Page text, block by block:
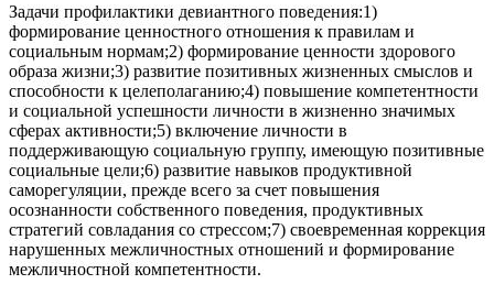
Задачи профилактики девиантного поведения:1)
формирование ценностного отношения к правилам и
социальным нормам;2) формирование ценности здорового
образа жизни;3) развитие позитивных жизненных смыслов и
способности к целеполаганию;4) повышение компетентности
и социальной успешности личности в жизненно значимых
сферах активности;5) включение личности в
поддерживающую социальную группу, имеющую позитивные
социальные цели;6) развитие навыков продуктивной
саморегуляции, прежде всего за счет повышения
осознанности собственного поведения, продуктивных
стратегий совладания со стрессом;7) своевременная коррекция
нарушенных межличностных отношений и формирование
межличностной компетентности.